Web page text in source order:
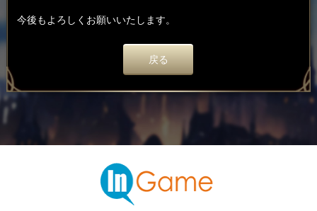
今後もよろしくお願いいたします。
戻る